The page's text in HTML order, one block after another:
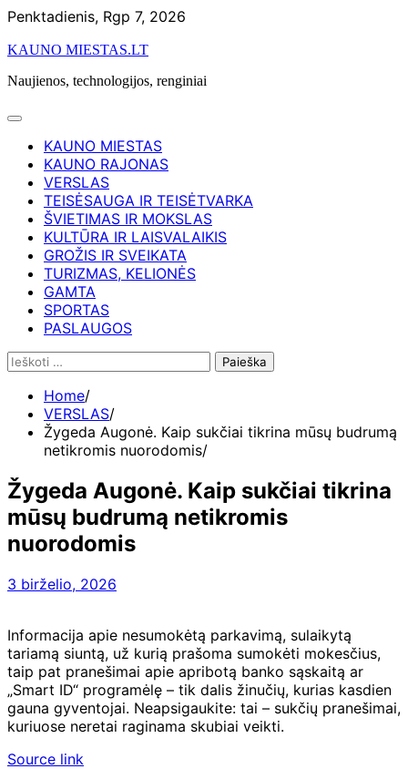
Skip
content
Penktadienis, Rgp 7, 2026
KAUNO MIESTAS.LT
Naujienos, technologijos, renginiai
KAUNO MIESTAS
KAUNO RAJONAS
VERSLAS
TEISĖSAUGA IR TEISĖTVARKA
ŠVIETIMAS IR MOKSLAS
KULTŪRA IR LAISVALAIKIS
GROŽIS IR SVEIKATA
TURIZMAS, KELIONĖS
GAMTA
SPORTAS
PASLAUGOS
Ieškoti:
Home
VERSLAS
Žygeda Augonė. Kaip sukčiai tikrina mūsų budrumą
netikromis nuorodomis
Žygeda Augonė. Kaip sukčiai tikrina
mūsų budrumą netikromis
nuorodomis
3 birželio, 2026
Informacija apie nesumokėtą parkavimą, sulaikytą
tariamą siuntą, už kurią prašoma sumokėti mokesčius,
taip pat pranešimai apie apribotą banko sąskaitą ar
„Smart ID“ programėlę – tik dalis žinučių, kurias kasdien
gauna gyventojai. Neapsigaukite: tai – sukčių pranešimai,
kuriuose neretai raginama skubiai veikti.
Source link